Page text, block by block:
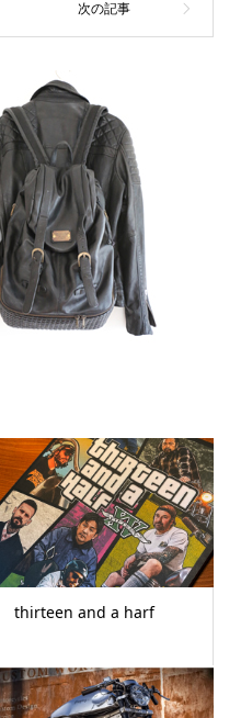
thirteen and a harf